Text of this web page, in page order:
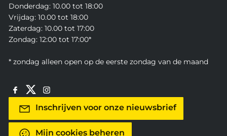
Donderdag: 10.00 tot 18:00
Vrijdag: 10.00 tot 18:00
Zaterdag: 10.00 tot 17:00
Zondag: 12:00 tot 17:00*
* zondag alleen open op de eerste zondag van de maand
Inschrijven voor onze nieuwsbrief
Mijn cookies beheren